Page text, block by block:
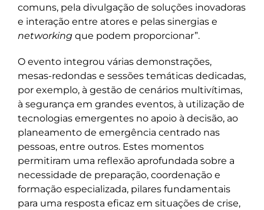
comuns, pela divulgação de soluções inovadoras
e interação entre atores e pelas sinergias e
networking que podem proporcionar”.
O evento integrou várias demonstrações,
mesas-redondas e sessões temáticas dedicadas,
por exemplo, à gestão de cenários multivítimas,
à segurança em grandes eventos, à utilização de
tecnologias emergentes no apoio à decisão, ao
planeamento de emergência centrado nas
pessoas, entre outros. Estes momentos
permitiram uma reflexão aprofundada sobre a
necessidade de preparação, coordenação e
formação especializada, pilares fundamentais
para uma resposta eficaz em situações de crise,